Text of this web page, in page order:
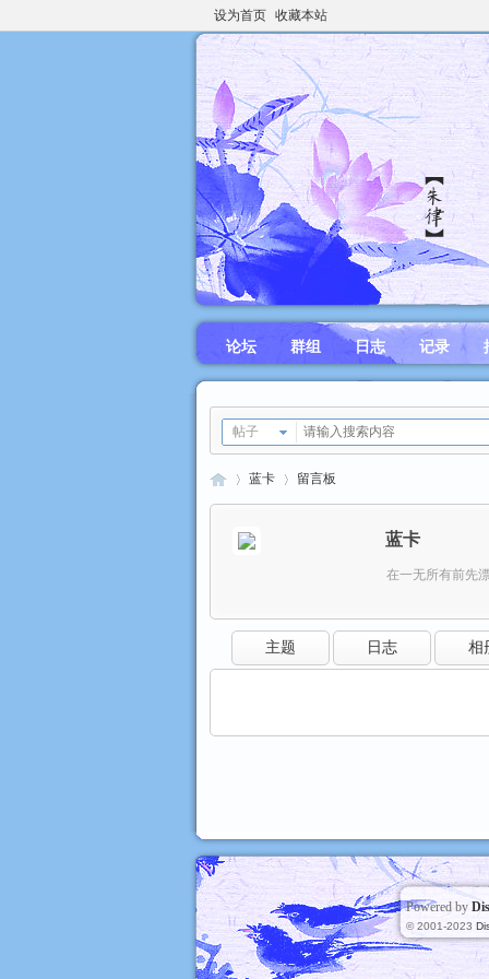
设为首页 收藏本站
论坛 群组 日志 记录
帖子
蓝卡 留言板
蓝卡
在一无所有前先
主题 日志 相
Powered by
© 2001-2023